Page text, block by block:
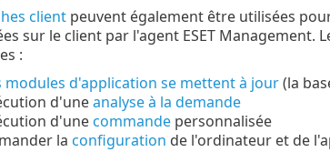
clientpeuvent également être utilisées
sur le client par l'agent ESET
:
modules d'application se mettent à jour(la
d'uneanalyse à la demande
d'unecommandepersonnalisée
la configuration de l'ordinateur et de